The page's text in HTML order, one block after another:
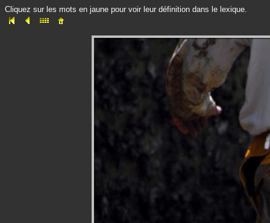
Cliquez sur les mots en jaune pour voir leur définition dans le lexique.